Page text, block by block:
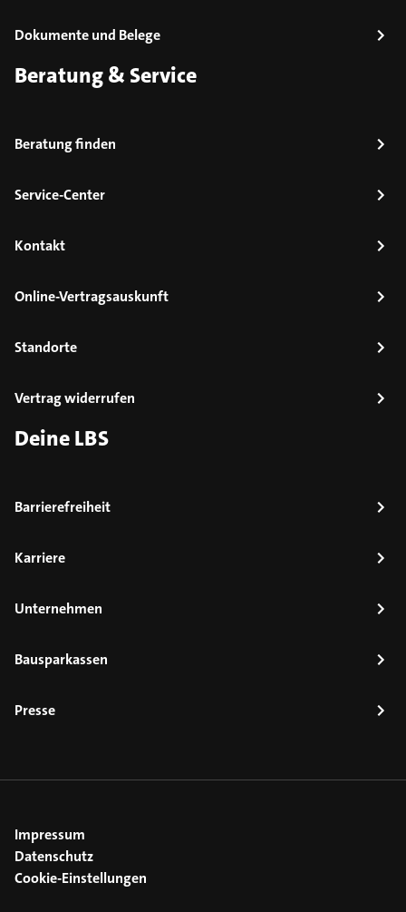
Dokumente und Belege
Beratung & Service
Beratung finden
Service-Center
Kontakt
Online-Vertragsauskunft
Standorte
Vertrag widerrufen
Deine LBS
Barrierefreiheit
Karriere
Unternehmen
Bausparkassen
Presse
Impressum
Datenschutz
Cookie-Einstellungen